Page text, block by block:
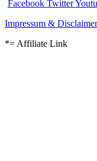
Facebook Twitter
Impressum & Disclaimer
*= Affiliate Link